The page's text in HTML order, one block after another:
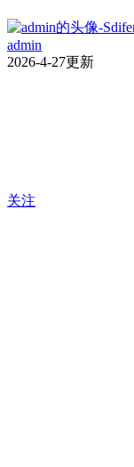
admin
2026-4-27更新
关注